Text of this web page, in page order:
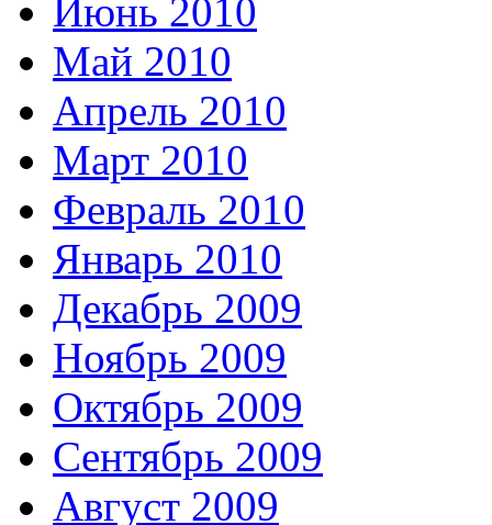
Июнь 2010
Май 2010
Апрель 2010
Март 2010
Февраль 2010
Январь 2010
Декабрь 2009
Ноябрь 2009
Октябрь 2009
Сентябрь 2009
Август 2009